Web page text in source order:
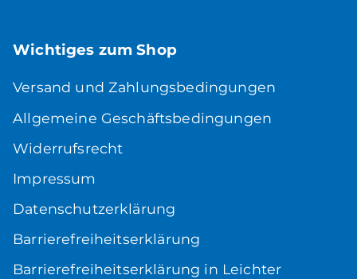
Wichtiges zum Shop
Versand und Zahlungsbedingungen
Allgemeine Geschäftsbedingungen
Widerrufsrecht
Impressum
Datenschutzerklärung
Barrierefreiheitserklärung
Barrierefreiheitserklärung in Leichter